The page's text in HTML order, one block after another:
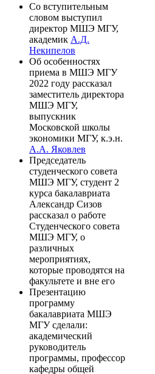
Со вступительным
словом выступил
директор МШЭ МГУ,
академик А.Д.
Некипелов
Об особенностях
приема в МШЭ МГУ
2022 году рассказал
заместитель директора
МШЭ МГУ,
выпускник
Московской школы
экономики МГУ, к.э.н.
А.А. Яковлев
Председатель
студенческого совета
МШЭ МГУ, студент 2
курса бакалавриата
Александр Сизов
рассказал о работе
Студенческого совета
МШЭ МГУ, о
различных
мероприятиях,
которые проводятся на
факультете и вне его
Презентацию
программу
бакалавриата МШЭ
МГУ сделали:
академический
руководитель
программы, профессор
кафедры общей